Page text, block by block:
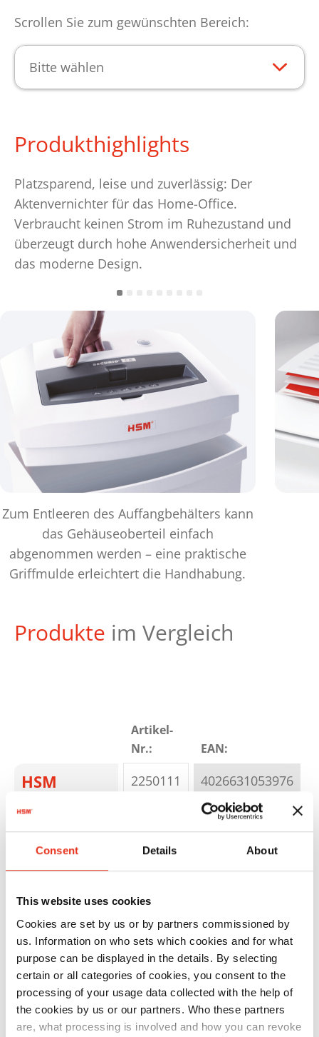
Consent Details About
This website uses cookies
Cookies are set by us or by partners commissioned by
us. Information on who sets which cookies and for what
purpose can be displayed in the details. By selecting
certain or all categories of cookies, you consent to the
processing of your usage data collected with the help of
the cookies by us or our partners. Who these partners
are, what processing is involved and how you can revoke
Scrollen Sie zum gewünschten Bereich:
Bitte wählen
Produkthighlights
Platzsparend, leise und zuverlässig: Der
Aktenvernichter für das Home-Office.
Verbraucht keinen Strom im Ruhezustand und
überzeugt durch hohe Anwendersicherheit und
das moderne Design.
Zum Entleeren des Auffangbehälters kann
das Gehäuseoberteil einfach
abgenommen werden – eine praktische
Griffmulde erleichtert die Handhabung.
Produkte im Vergleich
Artikel-
Nr.:
EAN:
HSM
mm
2250111 4026631053976
HSM
SECURIO
2253111 4026631053983